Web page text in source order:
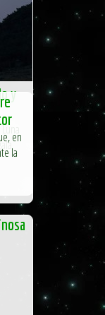
y
en
la